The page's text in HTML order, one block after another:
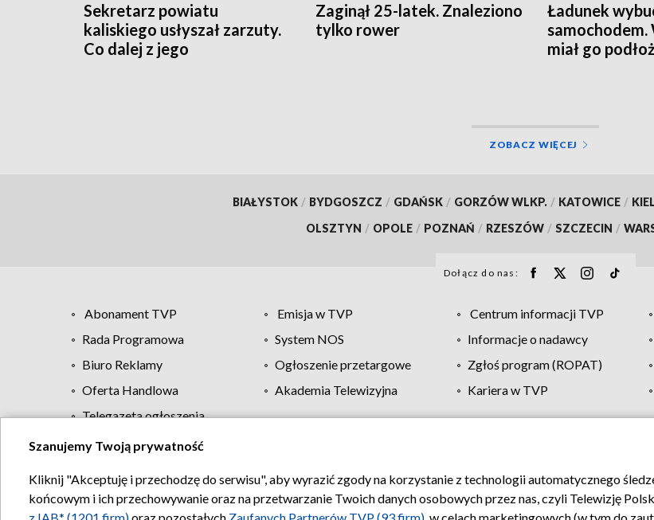
Sekretarz powiatu
kaliskiego usłyszał zarzuty.
Co dalej z jego
Zaginął 25-latek. Znaleziono
tylko rower
Ładunek
miał go
ZOBACZ WIĘCEJ
BIAŁYSTOK / BYDGOSZCZ / GDAŃSK / GORZÓW WLKP. / KATOWICE /
OLSZTYN / OPOLE / POZNAŃ / RZESZÓW / SZCZECIN /
Dołącz do nas:
Abonament TVP Emisja w TVP Centrum informacji TVP
Rada Programowa
System NOS Informacje o nadawcy
Biuro Reklamy
Ogłoszenie przetargowe Zgłoś program (ROPAT)
Oferta Handlowa
Akademia Telewizyjna Kariera w TVP
Telegazeta ogłoszenia
Regulamin TVP Polityka prywatności Moje zgody Pomoc
Szanujemy Twoją prywatność
Kliknij "Akceptuję i przechodzę do serwisu", aby wyrazić zgody na korzystanie z technologii automatycznego
końcowym i ich przechowywanie oraz na przetwarzanie Twoich danych osobowych przez nas, czyli Telewizję